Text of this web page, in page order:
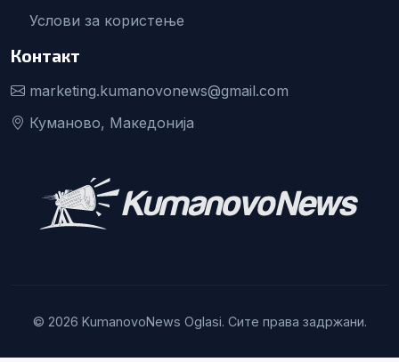
Услови за користење
Контакт
marketing.kumanovonews@gmail.com
Куманово, Македонија
© 2026 KumanovoNews Oglasi. Сите права задржани.